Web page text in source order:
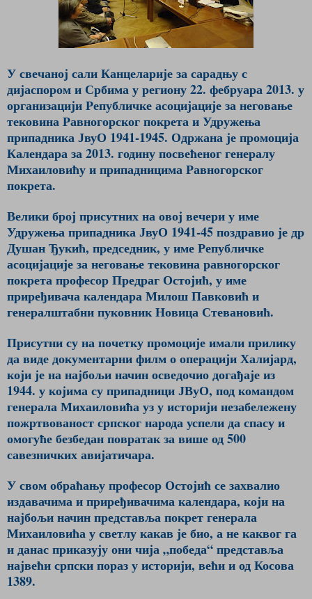
У свечаној сали Канцеларије за сарадњу с
дијаспором и Србима у региону 22. фебруара 2013. у
организацији Републичке асоцијације за неговање
тековина Равногорског покрета и Удружења
припадника ЈвуО 1941-1945. Одржана је промоција
Календара за 2013. годину посвећеног генералу
Михаиловићу и припадницима Равногорског
покрета.
Велики број присутних на овој вечери у име
Удружења припадника ЈвуО 1941-45 поздравио је др
Душан Ђукић, председник, у име Републичке
асоцијације за неговање тековина равногорског
покрета професор Предраг Остојић, у име
приређивача календара Милош Павковић и
генералштабни пуковник Новица Стевановић.
Присутни су на почетку промоције имали прилику
да виде документарни филм о операцији Халијард,
који је на најбољи начин осведочио догађаје из
1944. у којима су припадници ЈВуО, под командом
генерала Михаиловића уз у историји незабележену
пожртвованост српског народа успели да спасу и
омогуће безбедан повратак за више од 500
савезничких авијатичара.
У свом обраћању професор Остојић се захвалио
издавачима и приређивачима календара, који на
најбољи начин представља покрет генерала
Михаиловића у светлу какав је био, а не каквог га
и данас приказују они чија „победа“ представља
највећи српски пораз у историји, већи и од Косова
1389.